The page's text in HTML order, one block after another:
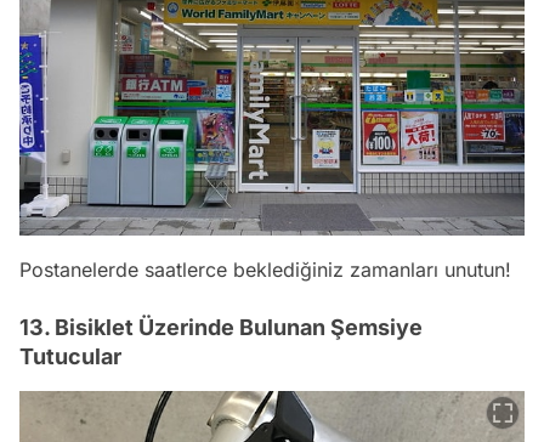
Postanelerde saatlerce beklediğiniz zamanları unutun!
13. Bisiklet Üzerinde Bulunan Şemsiye
Tutucular